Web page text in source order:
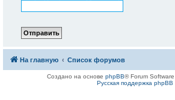
На главную Список форумов
Создано на основе phpBB® Forum
Русская поддержка phpBB